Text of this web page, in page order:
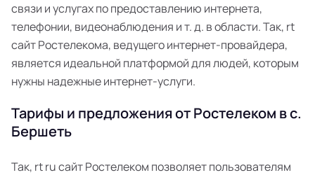
связи и услугах по предоставлению интернета,
телефонии, видеонаблюдения и т. д. в области. Так, rt
сайт Ростелекома, ведущего интернет-провайдера,
является идеальной платформой для людей, которым
нужны надежные интернет-услуги.
Тарифы и предложения от Ростелеком в с.
Бершеть
Так, rt ru сайт Ростелеком позволяет пользователям